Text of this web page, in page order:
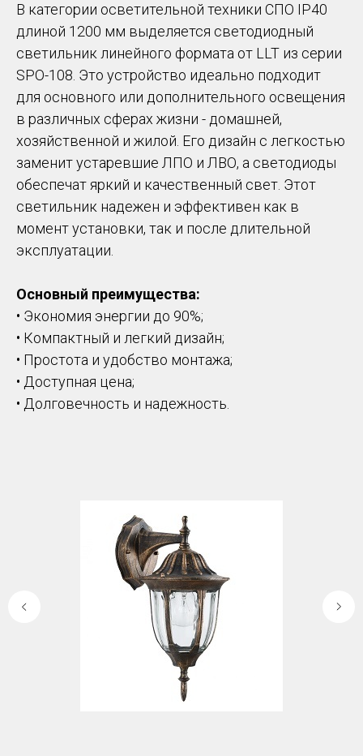
В категории осветительной техники СПО IP40
длиной 1200 мм выделяется светодиодный
светильник линейного формата от LLT из серии
SPO-108. Это устройство идеально подходит
для основного или дополнительного освещения
в различных сферах жизни - домашней,
хозяйственной и жилой. Его дизайн с легкостью
заменит устаревшие ЛПО и ЛВО, а светодиоды
обеспечат яркий и качественный свет. Этот
светильник надежен и эффективен как в
момент установки, так и после длительной
эксплуатации.
Основный преимущества:
• Экономия энергии до 90%;
• Компактный и легкий дизайн;
• Простота и удобство монтажа;
• Доступная цена;
• Долговечность и надежность.